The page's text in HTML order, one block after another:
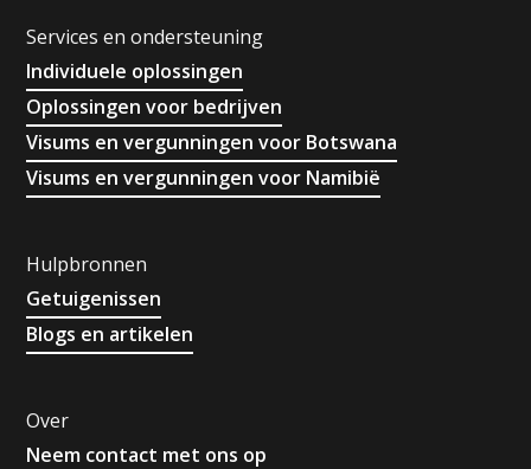
Services en ondersteuning
Individuele oplossingen
Oplossingen voor bedrijven
Visums en vergunningen voor Botswana
Visums en vergunningen voor Namibië
Hulpbronnen
Getuigenissen
Blogs en artikelen
Over
Neem contact met ons op